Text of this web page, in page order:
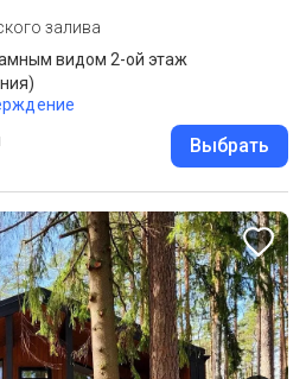
залива
видом 2-ой этаж
Выбрать